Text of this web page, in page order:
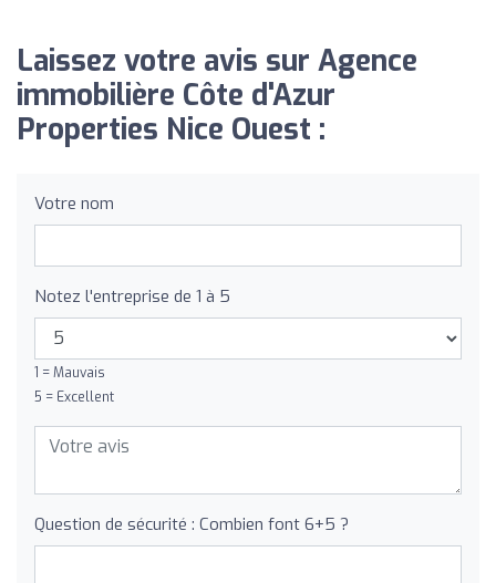
Laissez votre avis sur Agence
immobilière Côte d'Azur
Properties Nice Ouest :
Votre nom
Notez l'entreprise de 1 à 5
1 = Mauvais
5 = Excellent
Question de sécurité : Combien font 6+5 ?